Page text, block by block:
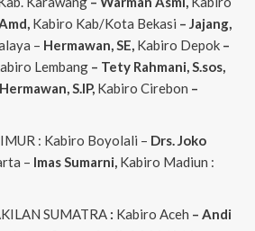
Kabiro Kab/Kota Bekasi – Jajang,
– Hermawan, SE, Kabiro Depok–
Lembang– Tety Rahmani, S.sos,
S.IP, Kabiro Cirebon –
: Kabiro Boyolali – Drs. Joko
– ImasSumarni, Kabiro Madiun :
SUMATRA : Kabiro Aceh – Andi